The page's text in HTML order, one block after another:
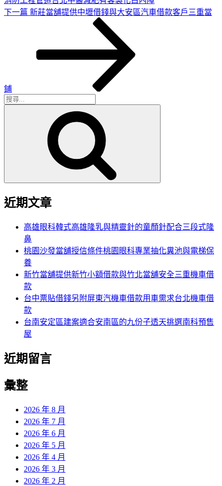
下
下一篇 新莊當舖提供中壢借錢與大安區汽車借款客戶三重當
鋪
搜
近期文章
高雄眼科韓式高雄隆乳與精靈針的童顏針配合三段式隆
鼻
桃園沙發當舖授信條件桃園眼科專業抽化糞池與電梯保
養
新竹當舖提供新竹小額借款與竹北當舖安全三重機車借
款
台中票貼借錢另附屏東汽機車借款用車需求台北機車借
款
台南安定區建案適合安南區的九份子透天挑選南科預售
屋
近期留言
彙整
2026 年 8 月
2026 年 7 月
2026 年 6 月
2026 年 5 月
2026 年 4 月
2026 年 3 月
2026 年 2 月